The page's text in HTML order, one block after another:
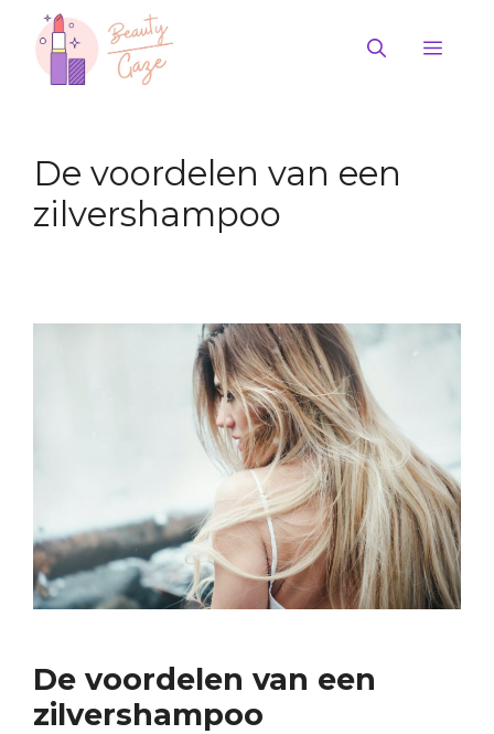
naar
De voordelen van een
zilvershampoo
De voordelen van een
zilvershampoo